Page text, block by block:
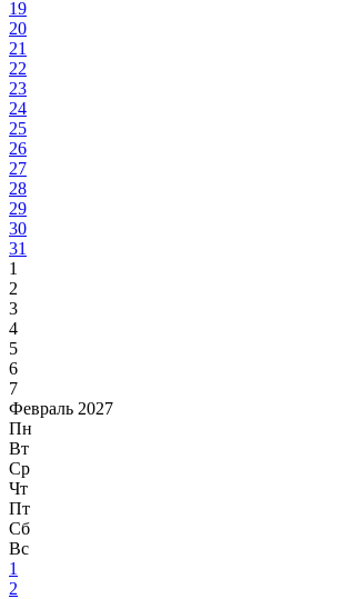
19
20
21
22
23
24
25
26
27
28
29
30
31
1
2
3
4
5
6
7
Февраль 2027
Пн
Вт
Ср
Чт
Пт
Сб
Вс
1
2